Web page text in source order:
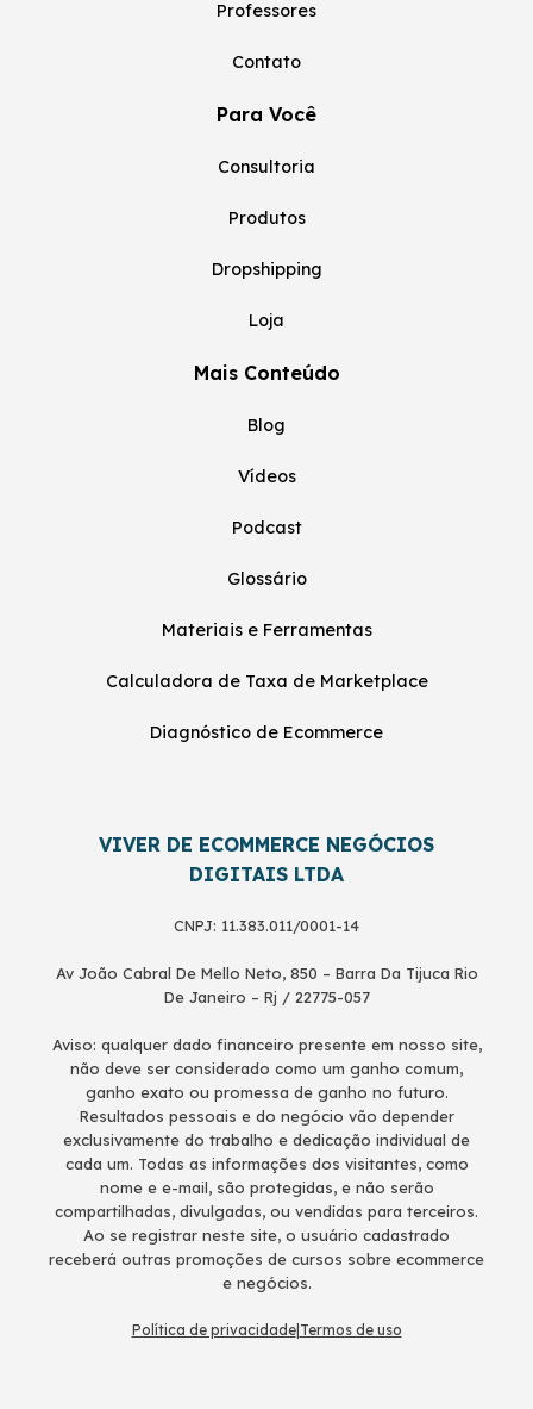
Professores
Contato
Para Você
Consultoria
Produtos
Dropshipping
Loja
Mais Conteúdo
Blog
Vídeos
Podcast
Glossário
Materiais e Ferramentas
Calculadora de Taxa de Marketplace
Diagnóstico de Ecommerce
VIVER DE ECOMMERCE NEGÓCIOS
DIGITAIS LTDA
CNPJ: 11.383.011/0001-14
Av João Cabral De Mello Neto, 850 – Barra Da Tijuca Rio
De Janeiro – Rj / 22775-057
Aviso: qualquer dado financeiro presente em nosso site,
não deve ser considerado como um ganho comum,
ganho exato ou promessa de ganho no futuro.
Resultados pessoais e do negócio vão depender
exclusivamente do trabalho e dedicação individual de
cada um. Todas as informações dos visitantes, como
nome e e-mail, são protegidas, e não serão
compartilhadas, divulgadas, ou vendidas para terceiros.
Ao se registrar neste site, o usuário cadastrado
receberá outras promoções de cursos sobre ecommerce
e negócios.
Política de privacidade| Termos de uso